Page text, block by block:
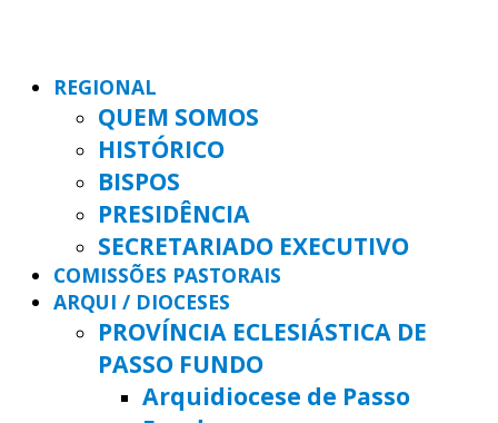
REGIONAL
QUEM SOMOS
HISTÓRICO
BISPOS
PRESIDÊNCIA
SECRETARIADO EXECUTIVO
COMISSÕES PASTORAIS
ARQUI / DIOCESES
PROVÍNCIA ECLESIÁSTICA DE
PASSO FUNDO
Arquidiocese de Passo